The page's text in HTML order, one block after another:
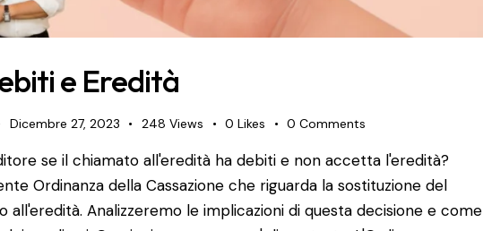
e Eredità
Dicembre 27, 2023 248 Views 0 Likes 0 Comments
se il chiamato all'eredità ha debiti e non accetta l'eredità?
Ordinanza della Cassazione che riguarda la sostituzione del
Analizzeremo le implicazioni di questa decisione e come